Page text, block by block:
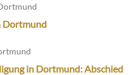
Dortmund
in Dortmund: Abschied